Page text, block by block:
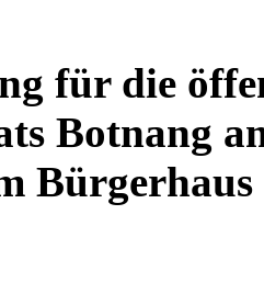
für die
Botnang